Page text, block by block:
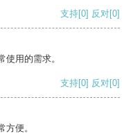
支持[0] 反对[0]
用的需求。
支持[0] 反对[0]
便。